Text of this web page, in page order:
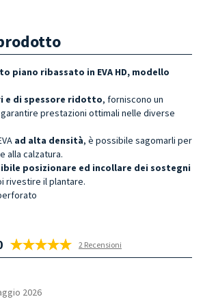
piano ribassato in EVA HD, modello
e di spessore ridotto, forniscono un
prestazioni ottimali nelle diverse
ad alta densità, è possibile sagomarli per
alla calzatura.
posizionare ed incollare dei sostegni
rivestire il plantare.
2 Recensioni
2026